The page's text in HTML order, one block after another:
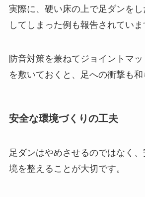
実際に、硬い床の上で足ダンを
してしまった例も報告されていま
防音対策を兼ねてジョイントマ
を敷いておくと、足への衝撃も和
安全な環境づくりの工夫
足ダンはやめさせるのではなく
境を整えることが大切です。